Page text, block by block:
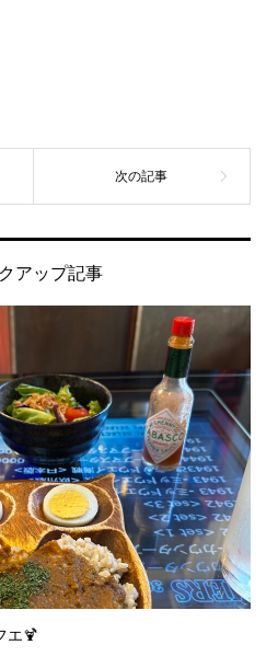
アップ記事
エ🍹